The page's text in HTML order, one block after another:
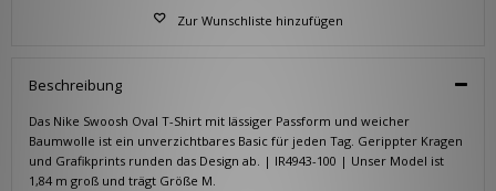
Zur Wunschliste hinzufügen
Beschreibung
Das Nike Swoosh Oval T-Shirt mit lässiger Passform und weicher
Baumwolle ist ein unverzichtbares Basic für jeden Tag. Gerippter Kragen
und Grafikprints runden das Design ab. | IR4943-100 | Unser Model ist
1,84 m groß und trägt Größe M.